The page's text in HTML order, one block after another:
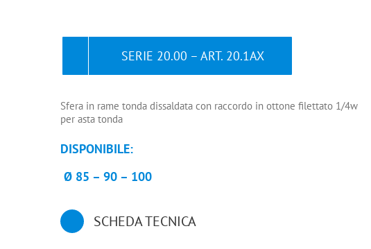
SERIE 20.00 – ART. 20.1AX
Sfera in rame tonda dissaldata con raccordo in ottone filettato 1/4w
per asta tonda
DISPONIBILE:
Ø 85 – 90 – 100
SCHEDA TECNICA